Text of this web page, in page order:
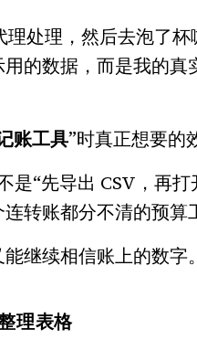
处理，然后去泡了
的数据，而是我的真
账工具”时真正想要的
“先导出 CSV，再打
转账都分不清的预算
继续相信账上的数字。
理表格